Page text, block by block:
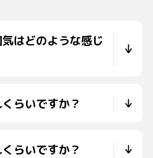
はどのような感じ
らいですか？
らいですか？